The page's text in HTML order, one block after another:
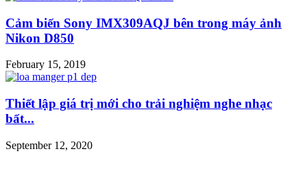
Cảm biến Sony IMX309AQJ bên trong máy ảnh
Nikon D850
February 15, 2019
Thiết lập giá trị mới cho trải nghiệm nghe nhạc
bất...
September 12, 2020